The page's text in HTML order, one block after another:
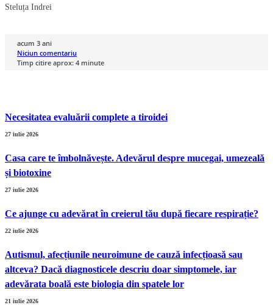
Steluța Indrei
acum 3 ani
Niciun comentariu
Timp citire aprox: 4 minute
Necesitatea evaluării complete a tiroidei
27 iulie 2026
Casa care te îmbolnăvește. Adevărul despre mucegai, umezeală
și biotoxine
27 iulie 2026
Ce ajunge cu adevărat în creierul tău după fiecare respirație?
22 iulie 2026
Autismul, afecțiunile neuroimune de cauză infecțioasă sau
altceva? Dacă diagnosticele descriu doar simptomele, iar
adevărata boală este biologia din spatele lor
21 iulie 2026